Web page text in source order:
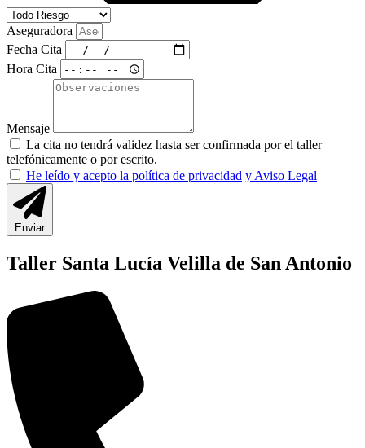
Aseguradora
Fecha Cita
Hora Cita
Mensaje
La cita no tendrá validez hasta ser confirmada por el taller
telefónicamente o por escrito.
He leído y acepto la política de privacidad y Aviso Legal
Enviar
Taller Santa Lucía Velilla de San Antonio